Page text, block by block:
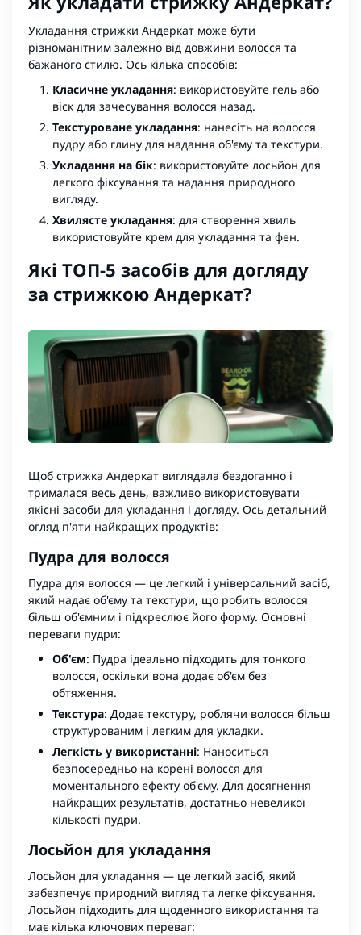
Укладання стрижки Андеркат може бути
різноманітним залежно від довжини волосся та
бажаного стилю. Ось кілька способів:
Класичне укладання: використовуйте гель або
віск для зачесування волосся назад.
Текстуроване укладання: нанесіть на волосся
пудру або глину для надання об'єму та текстури.
Укладання на бік: використовуйте лосьйон для
легкого фіксування та надання природного
вигляду.
Хвилясте укладання: для створення хвиль
використовуйте крем для укладання та фен.
Які ТОП-5 засобів для догляду
за стрижкою Андеркат?
Щоб стрижка Андеркат виглядала бездоганно і
трималася весь день, важливо використовувати
якісні засоби для укладання і догляду. Ось детальний
огляд п'яти найкращих продуктів:
Пудра для волосся
Пудра для волосся — це легкий і універсальний засіб,
який надає об'єму та текстури, що робить волосся
більш об'ємним і підкреслює його форму. Основні
переваги пудри:
Об'єм: Пудра ідеально підходить для тонкого
волосся, оскільки вона додає об'єм без
обтяження.
Текстура: Додає текстуру, роблячи волосся більш
структурованим і легким для укладки.
Легкість у використанні: Наноситься
безпосередньо на корені волосся для
моментального ефекту об'єму. Для досягнення
найкращих результатів, достатньо невеликої
кількості пудри.
Лосьйон для укладання
Лосьйон для укладання — це легкий засіб, який
забезпечує природний вигляд та легке фіксування.
Лосьйон підходить для щоденного використання та
має кілька ключових переваг: